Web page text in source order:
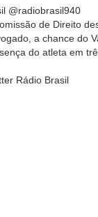
@radiobrasil940
de Direito
a chance do
do atleta em
Rádio Brasil